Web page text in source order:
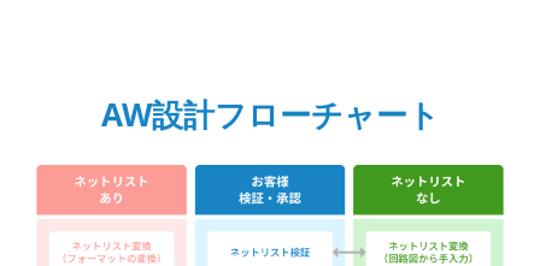
AW設計フローチャート